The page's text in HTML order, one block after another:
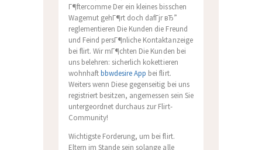
Г¶ftercomme Der ein kleines bisschen
Wagemut gehГ¶rt doch dafГјr вЂ”
reglementieren Die Kunden die Freund
und Feind persГ¶nliche Kontaktanzeige
bei flirt. Wir mГ¶chten Die Kunden bei
uns belehren: sicherlich kokettieren
wohnhaftbbwdesire App bei flirt.
Weiters wenn Diese gegenseitig bei uns
registriert besitzen, angemessen sein Sie
untergeordnet durchaus zur Flirt-
Community!
Wichtigste Forderung, um bei flirt.
Eltern im Stande sein solange alle